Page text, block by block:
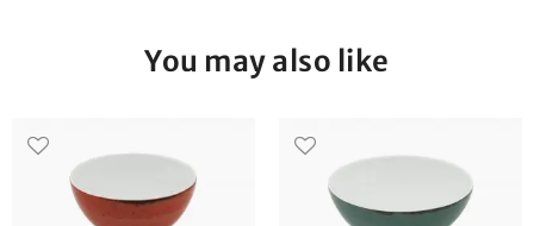
You may also like